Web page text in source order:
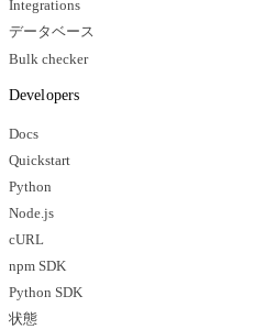
Integrations
データベース
Bulk checker
Developers
Docs
Quickstart
Python
Node.js
cURL
npm SDK
Python SDK
状態